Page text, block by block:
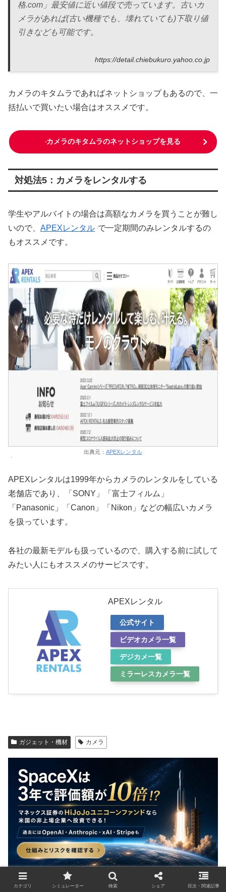
格.com」最安値に近い値段で売っています。古いカ
メラがあれば(古い機種でも、壊れていても)下取り値
引きなども可能です。
https://detail.chiebukuro.yahoo.co.jp
カメラのキタムラであればネットショップもあるので、一
括払いで買いたい場合はオススメです。
カメラのキタムラのネットショップを見る
対処法5：カメラをレンタルする
学生やアルバイトの場合は高額なカメラを買うことが難し
いので、 APEXレンタル で一定期間のみレンタルするの
もオススメです。
出典元： APEXレンタル
APEXレンタルは1999年からカメラのレンタルをしている
老舗店であり、「SONY」「富士フィルム」
「Panasonic」「Canon」「Nikon」などの幅広いカメラ
を扱っています。
各社の最新モデルも扱っているので、購入する前に試して
みたい人にもオススメのサービスです。
APEXレンタル
公式サイト
ビデオカメラ一覧
デジカメ一覧
ミラーレスカメラ一覧
ガジェット・機材 カメラ
カテゴリ シミュレーター 検索 シェア 目次・関連記事